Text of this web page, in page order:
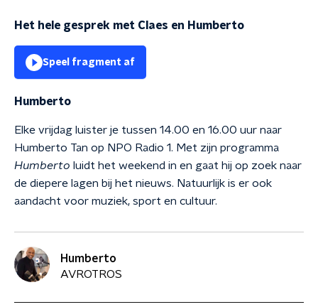
Het hele gesprek met Claes en Humberto
Speel fragment af
Humberto
Elke vrijdag luister je tussen 14.00 en 16.00 uur naar
Humberto Tan op NPO Radio 1. Met zijn programma
Humberto luidt het weekend in en gaat hij op zoek naar
de diepere lagen bij het nieuws. Natuurlijk is er ook
aandacht voor muziek, sport en cultuur.
Humberto
AVROTROS